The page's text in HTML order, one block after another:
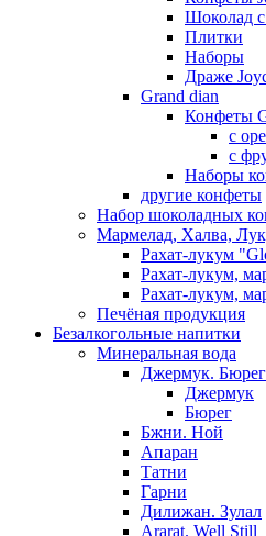
Шоколад с
Плитки
Наборы
Драже
Grand dian
Конфеты
с
с
Наборы
другие конфеты
Набор шоколадных
Мармелад, Халва,
Рахат-лукум
Рахат-лукум,
Рахат-лукум,
Печёная продукция
Безалкогольные напитки
Минеральная вода
Джермук. Бюрег
Джермук
Бюрег
Бжни. Ной
Апаран
Татни
Гарни
Дилижан. Зулал
Ararat. Well Still